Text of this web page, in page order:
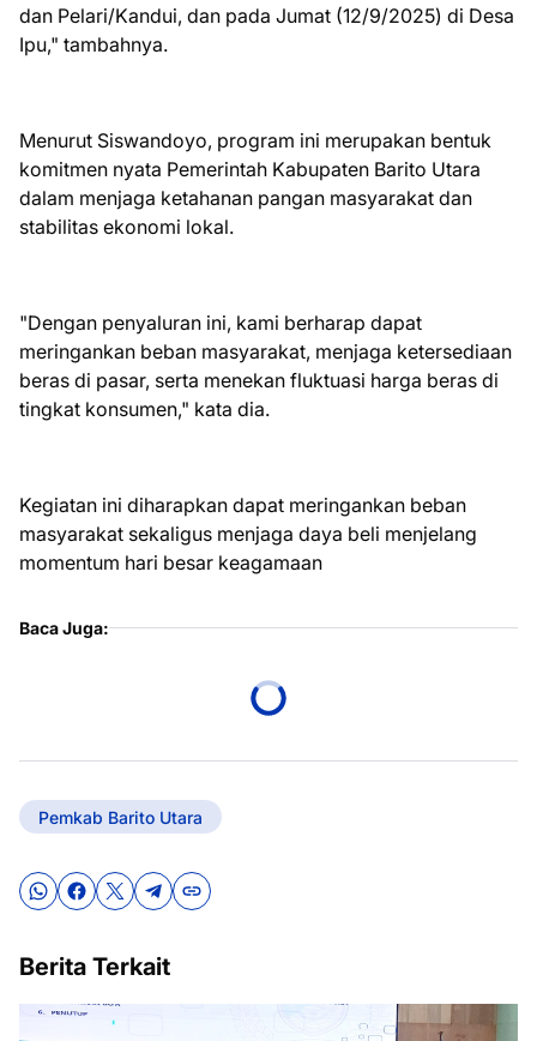
dan Pelari/Kandui, dan pada Jumat (12/9/2025) di Desa
Ipu," tambahnya.
Menurut Siswandoyo, program ini merupakan bentuk
komitmen nyata Pemerintah Kabupaten Barito Utara
dalam menjaga ketahanan pangan masyarakat dan
stabilitas ekonomi lokal.
"Dengan penyaluran ini, kami berharap dapat
meringankan beban masyarakat, menjaga ketersediaan
beras di pasar, serta menekan fluktuasi harga beras di
tingkat konsumen," kata dia.
Kegiatan ini diharapkan dapat meringankan beban
masyarakat sekaligus menjaga daya beli menjelang
momentum hari besar keagamaan
Baca Juga:
Pemkab Barito Utara
Berita Terkait